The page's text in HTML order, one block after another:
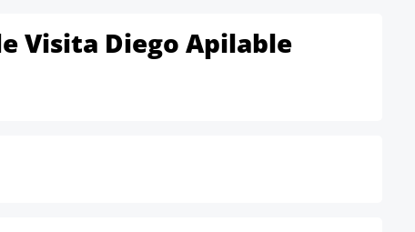
Visita Diego Apilable